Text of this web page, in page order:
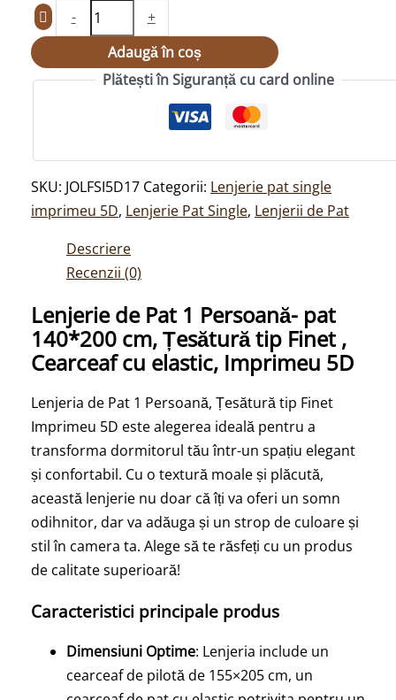
-
+
Adaugă în coș
Plătești în Siguranță cu card online
SKU: JOLFSI5D17 Categorii: Lenjerie pat single
imprimeu 5D, Lenjerie Pat Single, Lenjerii de Pat
Descriere
Recenzii (0)
Lenjerie de Pat 1 Persoană- pat
140*200 cm, Țesătură tip Finet ,
Cearceaf cu elastic, Imprimeu 5D
Lenjeria de Pat 1 Persoană, Țesătură tip Finet
Imprimeu 5D este alegerea ideală pentru a
transforma dormitorul tău într-un spațiu elegant
și confortabil. Cu o textură moale și plăcută,
această lenjerie nu doar că îți va oferi un somn
odihnitor, dar va adăuga și un strop de culoare și
stil în camera ta. Alege să te răsfeți cu un produs
de calitate superioară!
Caracteristici principale produs
Dimensiuni Optime: Lenjeria include un
cearceaf de pilotă de 155×205 cm, un